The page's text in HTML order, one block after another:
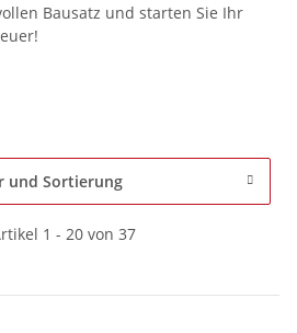
Bausatz und starten Sie Ihr
und Sortierung
1 - 20 von 37